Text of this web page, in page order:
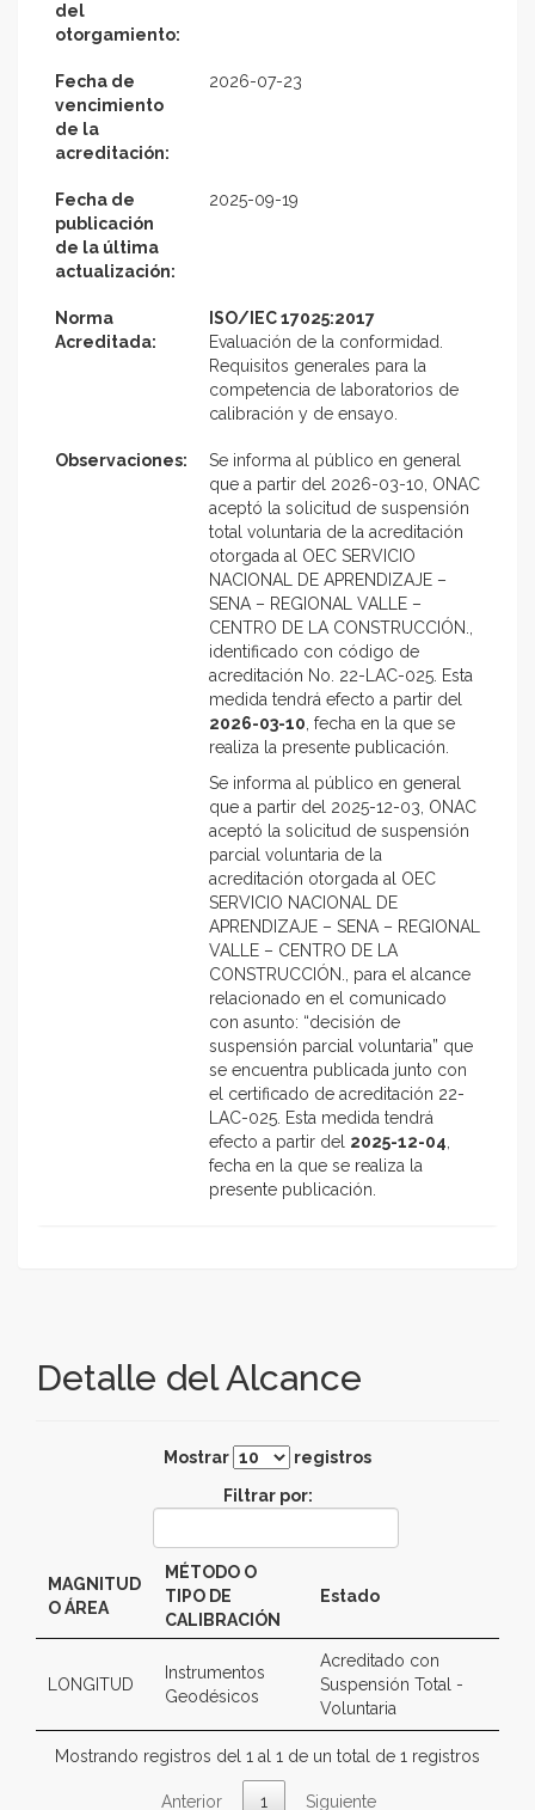
del
otorgamiento:
Fecha de
vencimiento
de la
acreditación:
2026-07-23
Fecha de
publicación
de la última
actualización:
2025-09-19
Norma
Acreditada:
ISO/IEC 17025:2017
Evaluación de la conformidad.
Requisitos generales para la
competencia de laboratorios de
calibración y de ensayo.
Observaciones:
Se informa al público en general
que a partir del 2026-03-10, ONAC
aceptó la solicitud de suspensión
total voluntaria de la acreditación
otorgada al OEC SERVICIO
NACIONAL DE APRENDIZAJE –
SENA – REGIONAL VALLE –
CENTRO DE LA CONSTRUCCIÓN.,
identificado con código de
acreditación No. 22-LAC-025. Esta
medida tendrá efecto a partir del
2026-03-10 , fecha en la que se
realiza la presente publicación.
Se informa al público en general
que a partir del 2025-12-03, ONAC
aceptó la solicitud de suspensión
parcial voluntaria de la
acreditación otorgada al OEC
SERVICIO NACIONAL DE
APRENDIZAJE – SENA – REGIONAL
VALLE – CENTRO DE LA
CONSTRUCCIÓN., para el alcance
relacionado en el comunicado
con asunto: “decisión de
suspensión parcial voluntaria” que
se encuentra publicada junto con
el certificado de acreditación 22-
LAC-025. Esta medida tendrá
efecto a partir del 2025-12-04
fecha en la que se realiza la
presente publicación.
Detalle del Alcance
Mostrar
registros
Filtrar por:
MAGNITUD
O ÁREA
MÉTODO O
TIPO DE
CALIBRACIÓN
Estado
LONGITUD
Instrumentos
Geodésicos
Acreditado con
Suspensión Total -
Voluntaria
Mostrando registros del 1 al 1 de un total de 1 registros
Anterior 1 Siguiente